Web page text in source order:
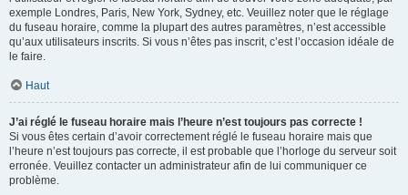
exemple Londres, Paris, New York, Sydney, etc. Veuillez noter que le réglage
du fuseau horaire, comme la plupart des autres paramètres, n’est accessible
qu’aux utilisateurs inscrits. Si vous n’êtes pas inscrit, c’est l’occasion idéale de
le faire.
Haut
J’ai réglé le fuseau horaire mais l’heure n’est toujours pas correcte !
Si vous êtes certain d’avoir correctement réglé le fuseau horaire mais que
l’heure n’est toujours pas correcte, il est probable que l’horloge du serveur soit
erronée. Veuillez contacter un administrateur afin de lui communiquer ce
problème.